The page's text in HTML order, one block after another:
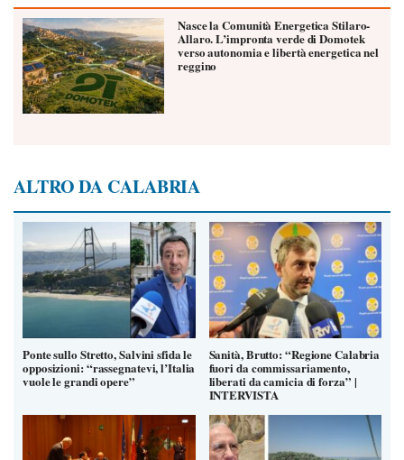
Nasce la Comunità Energetica Stilaro-
Allaro. L’impronta verde di Domotek
verso autonomia e libertà energetica nel
reggino
ALTRO DA CALABRIA
Ponte sullo Stretto, Salvini sfida le
opposizioni: “rassegnatevi, l’Italia
vuole le grandi opere”
Sanità, Brutto: “Regione Calabria
fuori da commissariamento,
liberati da camicia di forza” |
INTERVISTA